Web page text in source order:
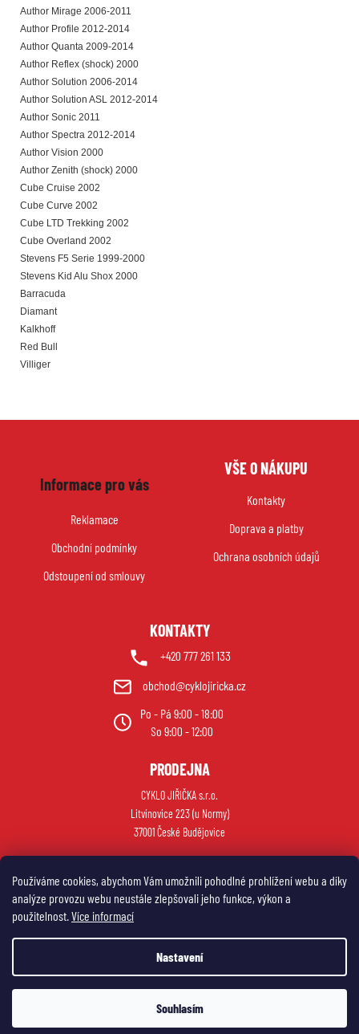
Používáme cookies, abychom Vám umožnili pohodlné prohlížení webu a díky
analýze provozu webu neustále zlepšovali jeho funkce, výkon a
použitelnost.Více informací
Nastavení
Souhlasím
Author Mirage 2006-2011
Author Profile 2012-2014
Author Quanta 2009-2014
Author Reflex (shock) 2000
Author Solution 2006-2014
Author Solution ASL 2012-2014
Author Sonic 2011
Author Spectra 2012-2014
Author Vision 2000
Author Zenith (shock) 2000
Cube Cruise 2002
Cube Curve 2002
Cube LTD Trekking 2002
Cube Overland 2002
Stevens F5 Serie 1999-2000
Stevens Kid Alu Shox 2000
Barracuda
Diamant
Kalkhoff
Red Bull
Villiger
Informace pro vás
Reklamace
Obchodní podmínky
Odstoupení od smlouvy
VŠE O NÁKUPU
Kontakty
Doprava a platby
Ochrana osobních údajů
KONTAKTY
+420 777 261 133
obchod@cyklojiricka.cz
Po - Pá 9:00 - 18:00
So 9:00 - 12:00
PRODEJNA
CYKLO JIŘIČKA s.r.o.
Litvínovice 223 (u Normy)
37001 České Budějovice
Vytvořil Shoptet
Copyright 2026My e-shop. Všechna práva vyhrazena.